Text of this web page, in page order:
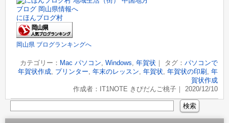
にほんブログ村
岡山県 ブログランキングへ
カテゴリー： Mac パソコン, Windows, 年賀状 ｜ タグ： パソコンで
年賀状作成, プリンター, 年末のレッスン, 年賀状, 年賀状の印刷 , 年
賀状作成
作成者：IT1NOTE きびだんご桃子｜ 2020/12/10